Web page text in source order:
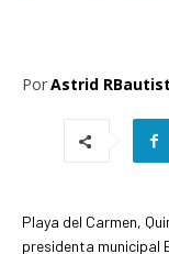
PorAstrid
Playa del Carmen,
presidenta municipal